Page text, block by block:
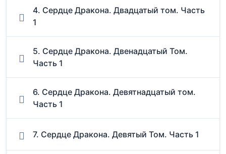
4. Сердце Дракона. Двадцатый том. Часть
1
5. Сердце Дракона. Двенадцатый Том.
Часть 1
6. Сердце Дракона. Девятнадцатый том.
Часть 1
7. Сердце Дракона. Девятый Том. Часть 1